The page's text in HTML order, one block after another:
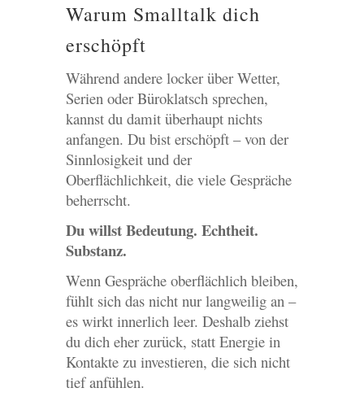
Warum Smalltalk dich
erschöpft
Während andere locker über Wetter,
Serien oder Büroklatsch sprechen,
kannst du damit überhaupt nichts
anfangen. Du bist erschöpft – von der
Sinnlosigkeit und der
Oberflächlichkeit, die viele Gespräche
beherrscht.
Du willst Bedeutung. Echtheit.
Substanz.
Wenn Gespräche oberflächlich bleiben,
fühlt sich das nicht nur langweilig an –
es wirkt innerlich leer. Deshalb ziehst
du dich eher zurück, statt Energie in
Kontakte zu investieren, die sich nicht
tief anfühlen.